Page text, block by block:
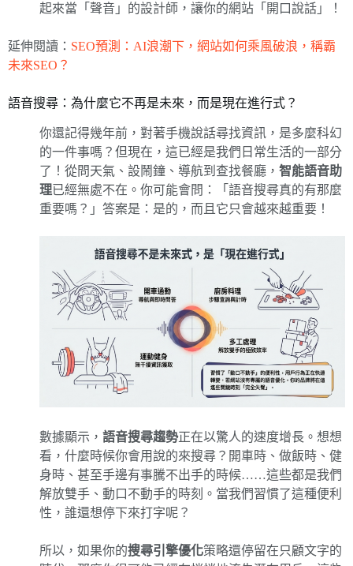
起來當「聲音」的設計師，讓你的網站「開口說話」！
延伸閱讀： SEO預測：AI浪潮下，網站如何乘風破浪，稱霸
未來SEO？
語音搜尋：為什麼它不再是未來，而是現在進行式？
你還記得幾年前，對著手機說話尋找資訊，是多麼科幻
的一件事嗎？但現在，這已經是我們日常生活的一部分
了！從問天氣、設鬧鐘、導航到查找餐廳， 智能語音助
理已經無處不在。你可能會問：「語音搜尋真的有那麼
重要嗎？」答案是：是的，而且它只會越來越重要！
數據顯示， 語音搜尋趨勢正在以驚人的速度增長。想想
看，什麼時候你會用說的來搜尋？開車時、做飯時、健
身時、甚至手邊有事騰不出手的時候……這些都是我們
解放雙手、動口不動手的時刻。當我們習慣了這種便利
性，誰還想停下來打字呢？
所以，如果你的搜尋引擎優化策略還停留在只顧文字的